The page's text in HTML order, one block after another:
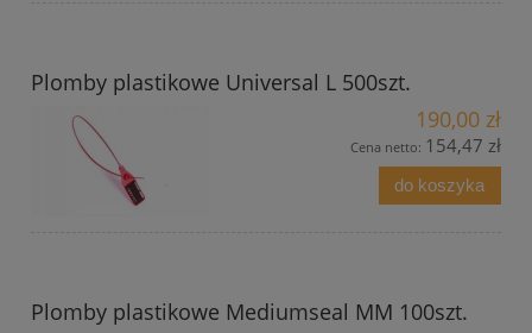
Plomby plastikowe Universal L 500szt.
190,00 zł
Cena netto: 154,47 zł
do koszyka
Plomby plastikowe Mediumseal MM 100szt.